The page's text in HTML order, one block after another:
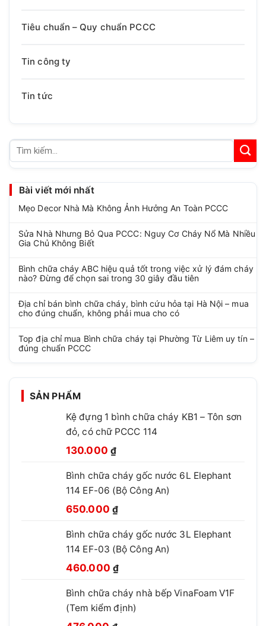
Tiêu chuẩn – Quy chuẩn PCCC
Tin công ty
Tin tức
Tìm
kiếm:
Bài viết mới nhất
Mẹo Decor Nhà Mà Không Ảnh Hưởng An Toàn PCCC
Sửa Nhà Nhưng Bỏ Qua PCCC: Nguy Cơ Cháy Nổ Mà Nhiều
Gia Chủ Không Biết
Bình chữa cháy ABC hiệu quả tốt trong việc xử lý đám cháy
nào? Đừng để chọn sai trong 30 giây đầu tiên
Địa chỉ bán bình chữa cháy, bình cứu hỏa tại Hà Nội – mua
cho đúng chuẩn, không phải mua cho có
Top địa chỉ mua Bình chữa cháy tại Phường Từ Liêm uy tín –
đúng chuẩn PCCC
SẢN PHẨM
Kệ đựng 1 bình chữa cháy KB1 – Tôn sơn
đỏ, có chữ PCCC 114
Giá
là:
210.000 ₫.
130.000 ₫Giá
tại
là:
130.000 ₫.
Bình chữa cháy gốc nước 6L Elephant
114 EF-06 (Bộ Công An)
Giá
là:
850.000 ₫.
650.000 ₫Giá
tại
là:
650.000 ₫.
Bình chữa cháy gốc nước 3L Elephant
114 EF-03 (Bộ Công An)
Giá
là:
660.000 ₫.
460.000 ₫Giá
tại
là:
Bình chữa cháy nhà bếp VinaFoam V1F
(Tem kiểm định)